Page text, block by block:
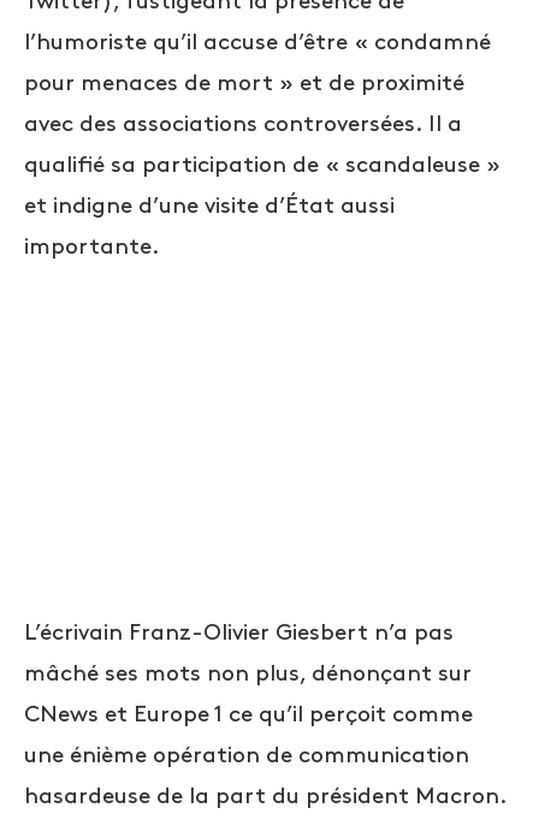
l’humoriste qu’il accuse d’être « condamné
pour menaces de mort » et de proximité
avec des associations controversées. Il a
qualifié sa participation de « scandaleuse »
et indigne d’une visite d’État aussi
importante.
L’écrivain Franz-Olivier Giesbert n’a pas
mâché ses mots non plus, dénonçant sur
CNews et Europe 1 ce qu’il perçoit comme
une énième opération de communication
hasardeuse de la part du président Macron.